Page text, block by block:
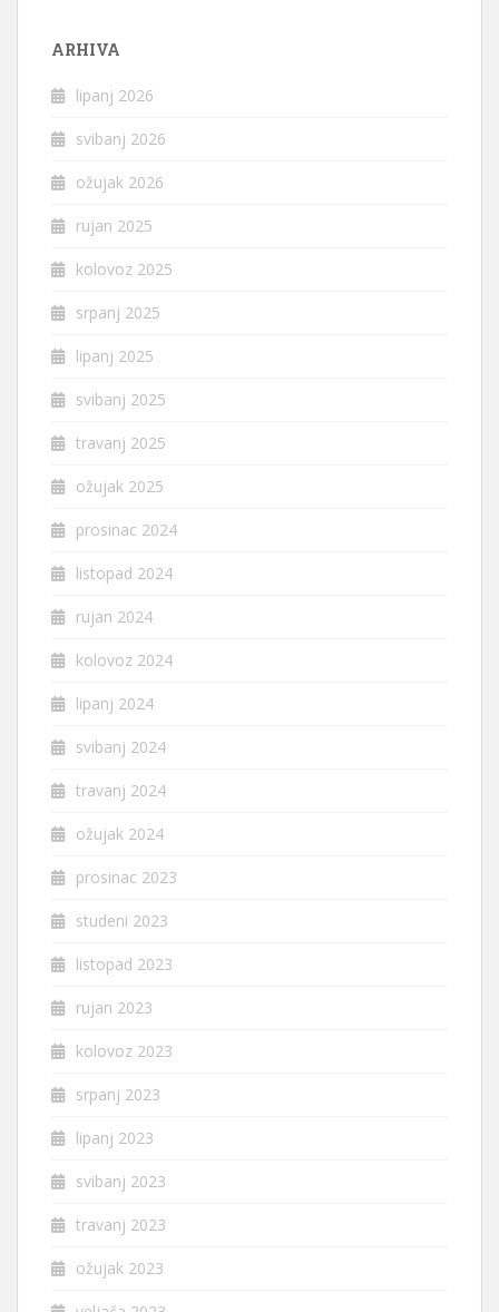
ARHIVA
lipanj 2026
svibanj 2026
ožujak 2026
rujan 2025
kolovoz 2025
srpanj 2025
lipanj 2025
svibanj 2025
travanj 2025
ožujak 2025
prosinac 2024
listopad 2024
rujan 2024
kolovoz 2024
lipanj 2024
svibanj 2024
travanj 2024
ožujak 2024
prosinac 2023
studeni 2023
listopad 2023
rujan 2023
kolovoz 2023
srpanj 2023
lipanj 2023
svibanj 2023
travanj 2023
ožujak 2023